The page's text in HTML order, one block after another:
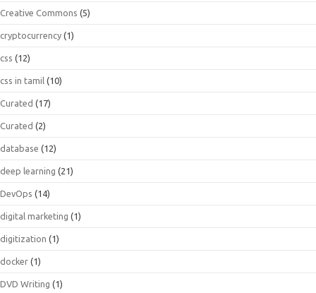
Creative Commons (5)
cryptocurrency (1)
css (12)
css in tamil (10)
Curated (17)
Curated (2)
database (12)
deep learning (21)
DevOps (14)
digital marketing (1)
digitization (1)
docker (1)
DVD Writing (1)